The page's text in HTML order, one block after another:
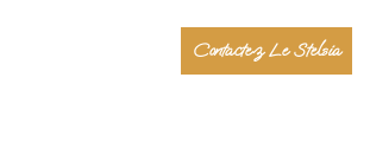
Contactez Le Stelsia